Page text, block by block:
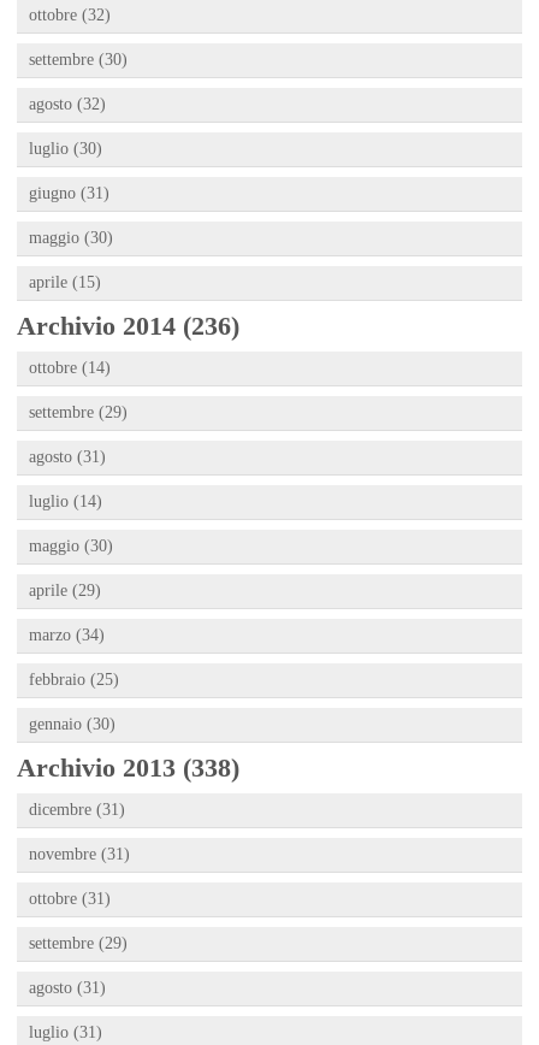
ottobre (32)
settembre (30)
agosto (32)
luglio (30)
giugno (31)
maggio (30)
aprile (15)
Archivio 2014 (236)
ottobre (14)
settembre (29)
agosto (31)
luglio (14)
maggio (30)
aprile (29)
marzo (34)
febbraio (25)
gennaio (30)
Archivio 2013 (338)
dicembre (31)
novembre (31)
ottobre (31)
settembre (29)
agosto (31)
luglio (31)